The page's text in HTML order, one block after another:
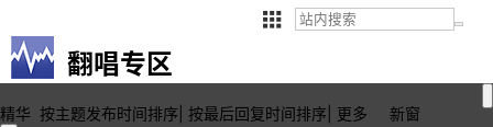
翻唱专区
精华 按主题发布时间排序 按最后回复时间排序 更多 新窗